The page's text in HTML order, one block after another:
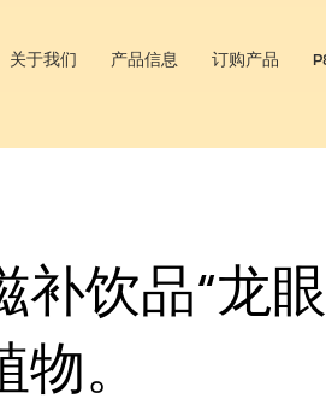
关于我们 产品信息 订购产品
饮品“龙
。